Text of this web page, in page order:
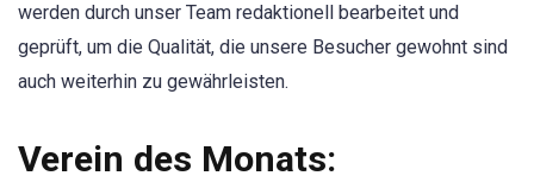
werden durch unser Team redaktionell bearbeitet und
geprüft, um die Qualität, die unsere Besucher gewohnt sind
auch weiterhin zu gewährleisten.
Verein des Monats: